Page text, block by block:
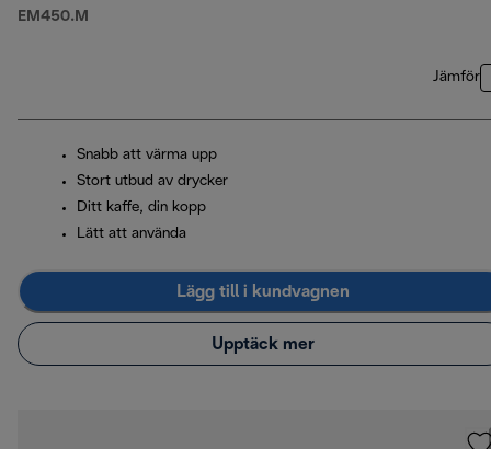
EM450.M
Jämför
Snabb att värma upp
Stort utbud av drycker
Ditt kaffe, din kopp
Lätt att använda
Lägg till i kundvagnen
Upptäck mer